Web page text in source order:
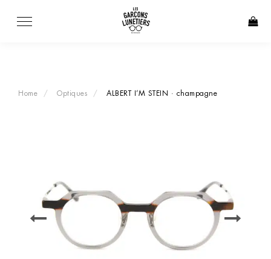
Home Optiques ALBERT I’M STEIN · champagne